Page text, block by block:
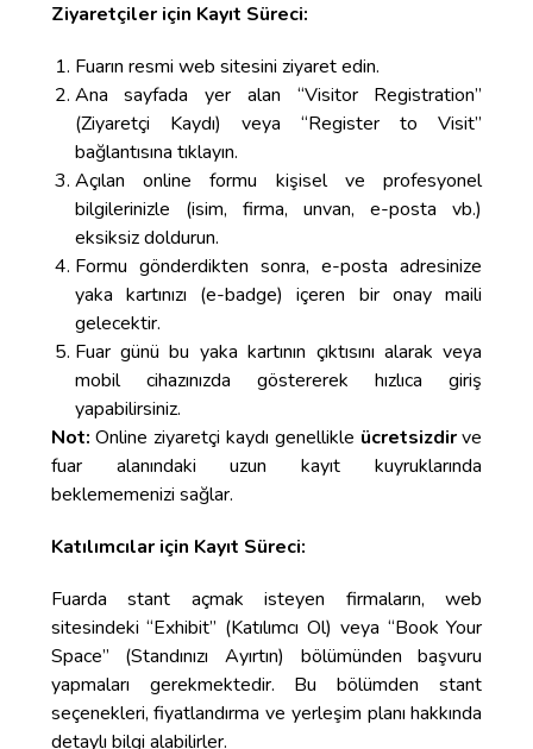
Ziyaretçiler için Kayıt Süreci:
Fuarın resmi web sitesini ziyaret edin.
Ana sayfada yer alan “Visitor Registration”
(Ziyaretçi Kaydı) veya “Register to Visit”
bağlantısına tıklayın.
Açılan online formu kişisel ve profesyonel
bilgilerinizle (isim, firma, unvan, e-posta vb.)
eksiksiz doldurun.
Formu gönderdikten sonra, e-posta adresinize
yaka kartınızı (e-badge) içeren bir onay maili
gelecektir.
Fuar günü bu yaka kartının çıktısını alarak veya
mobil cihazınızda göstererek hızlıca giriş
yapabilirsiniz.
Not: Online ziyaretçi kaydı genellikle ücretsizdirve
fuar alanındaki uzun kayıt kuyruklarında
beklememenizi sağlar.
Katılımcılar için Kayıt Süreci:
Fuarda stant açmak isteyen firmaların, web
sitesindeki “Exhibit” (Katılımcı Ol) veya “Book Your
Space” (Standınızı Ayırtın) bölümünden başvuru
yapmaları gerekmektedir. Bu bölümden stant
seçenekleri, fiyatlandırma ve yerleşim planı hakkında
detaylı bilgi alabilirler.